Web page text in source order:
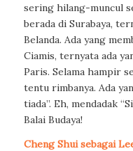
sering hilang-muncul
berada di Surabaya,
Belanda. Ada yang
Ciamis, ternyata ada
Paris. Selama hampir
tentu rimbanya. Ada
tiada”. Eh, mendadak
Balai Budaya!
Cheng Shui sebagai